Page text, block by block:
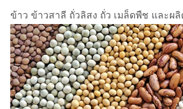
ข้าว ข้าวสาลี ถั่วลิสง ถั่ว เมล็ดพืช และผ